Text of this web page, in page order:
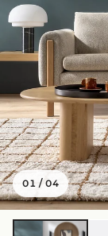
01 /04